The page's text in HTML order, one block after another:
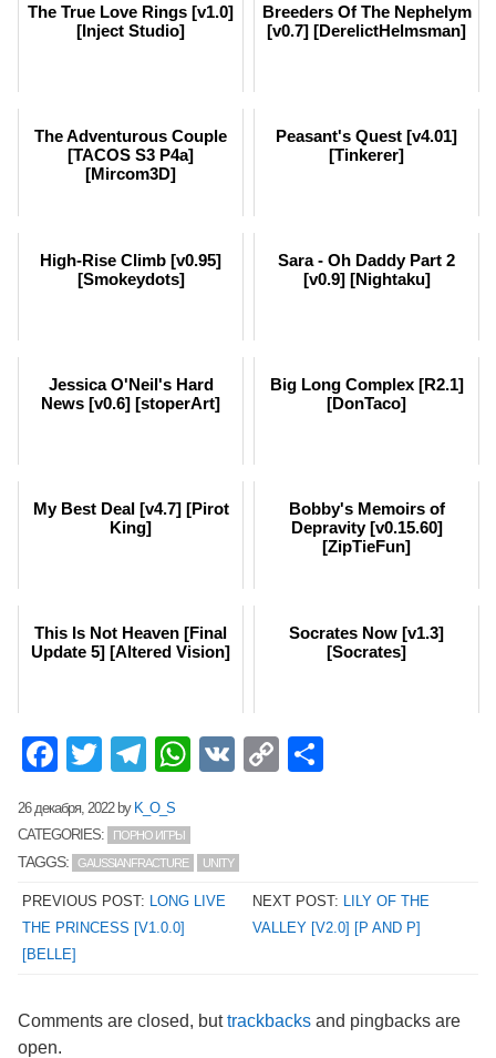
The True Love Rings [v1.0]
[Inject Studio]
Breeders Of The Nephelym
[v0.7] [DerelictHelmsman]
The Adventurous Couple
[TACOS S3 P4a]
[Mircom3D]
Peasant's Quest [v4.01]
[Tinkerer]
High-Rise Climb [v0.95]
[Smokeydots]
Sara - Oh Daddy Part 2
[v0.9] [Nightaku]
Jessica O'Neil's Hard
News [v0.6] [stoperArt]
Big Long Complex [R2.1]
[DonTaco]
My Best Deal [v4.7] [Pirot
King]
Bobby's Memoirs of
Depravity [v0.15.60]
[ZipTieFun]
This Is Not Heaven [Final
Update 5] [Altered Vision]
Socrates Now [v1.3]
[Socrates]
Facebook
TwitterTelegram
WhatsApp
VK Copy
26 декабря, 2022by K_O_S
CATEGORIES:
ПОРНО ИГРЫ
TAGGS: GAUSSIANFRACTURE UNITY
PREVIOUS POST: LONG LIVE
THE PRINCESS [V1.0.0]
[BELLE]
NEXT POST: LILY OF THE
VALLEY [V2.0] [P AND P]
Comments are closed, buttrackbacks and pingbacks are
open.